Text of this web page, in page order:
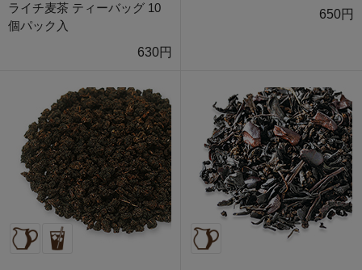
ライチ麦茶 ティーバッグ 10
個パック入
630円
650円